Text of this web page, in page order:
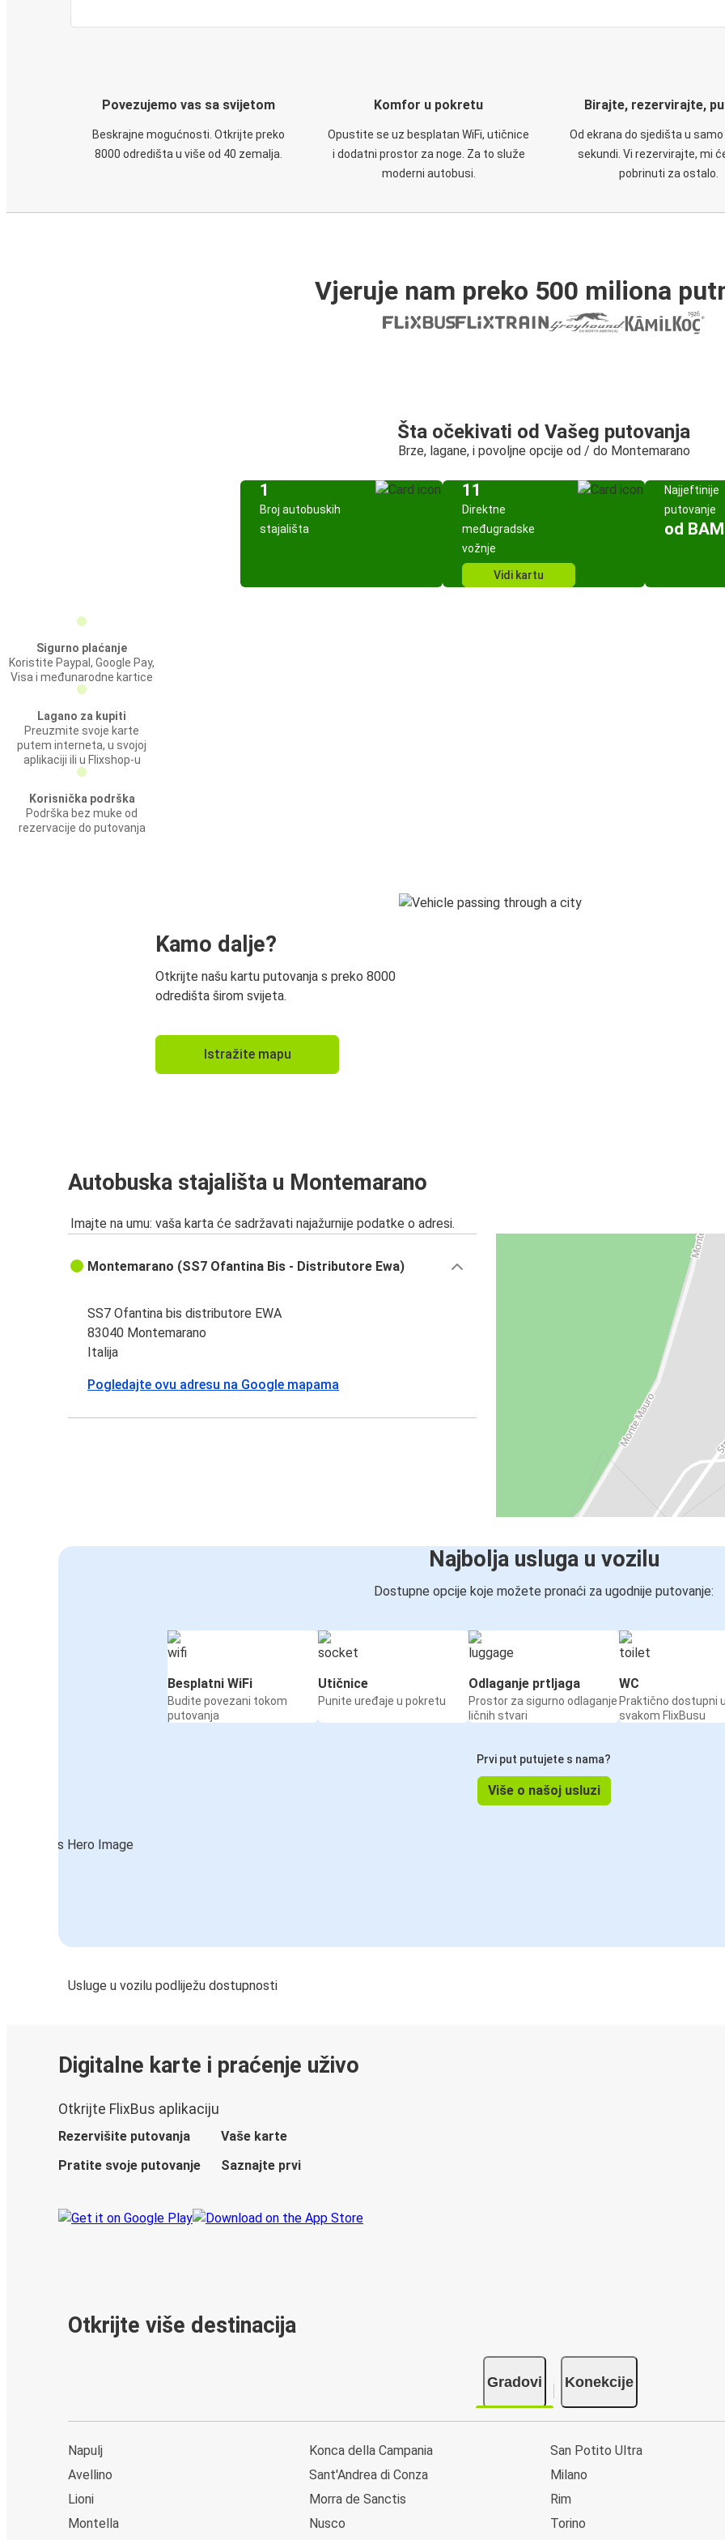
Povezujemo vas sa svijetom
Beskrajne mogućnosti. Otkrijte preko
8000 odredišta u više od 40 zemalja.
Komfor u pokretu
Opustite se uz besplatan WiFi, utičnice
i dodatni prostor za noge. Za to služe
moderni autobusi.
Birajte, rezervirajte,
Od ekrana do sjedišta u samo
sekundi. Vi rezervirajte, mi
pobrinuti za ostalo.
Vjeruje nam preko 500 miliona
Šta očekivati od Vašeg putovanja
Brze, lagane, i povoljne opcije od / do Montemarano
1
Broj autobuskih
stajališta
11
Direktne
međugradske
vožnje
Vidi kartu
Najjeftinije
putovanje
od
Sigurno plaćanje
Koristite Paypal, Google Pay,
Visa i međunarodne kartice
Lagano za kupiti
Preuzmite svoje karte
putem interneta, u svojoj
aplikaciji ili u Flixshop-u
Korisnička podrška
Podrška bez muke od
rezervacije do putovanja
Kamo dalje?
Otkrijte našu kartu putovanja s preko 8000
odredišta širom svijeta.
Istražite mapu
Autobuska stajališta u Montemarano
Imajte na umu: vaša karta će sadržavati najažurnije podatke o adresi.
Montemarano (SS7 Ofantina Bis - Distributore Ewa)
SS7 Ofantina bis distributore EWA
83040 Montemarano
Italija
Pogledajte ovu adresu na Google mapama
Najbolja usluga u vozilu
Dostupne opcije koje možete pronaći za ugodnije putovanje:
Besplatni WiFi
Budite povezani tokom
putovanja
Utičnice
Punite uređaje u pokretu
Odlaganje prtljaga
Prostor za sigurno odlaganje
ličnih stvari
WC
Praktično dostupni u
svakom FlixBusu
Prvi put putujete s nama?
Više o našoj usluzi
Usluge u vozilu podliježu dostupnosti
Digitalne karte i praćenje uživo
Otkrijte FlixBus aplikaciju
Rezervišite putovanja
Vaše karte
Pratite svoje putovanje
Saznajte prvi
Otkrijte više destinacija
Gradovi Konekcije
Napulj
Avellino
Lioni
Montella
Konca della Campania
Sant'Andrea di Conza
Morra de Sanctis
Nusco
San Potito Ultra
Milano
Rim
Torino